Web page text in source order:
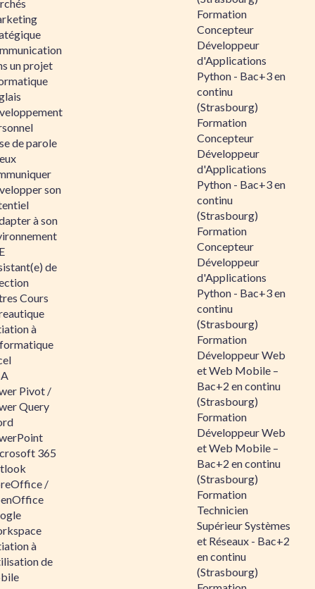
un projet
de parole
son
à son
de
Cours
à
Pivot /
Query
365
/
à
de
Formation
Concepteur
Développeur
d'Applications
Python - Bac+3 en
continu
(Strasbourg)
Formation
Concepteur
Développeur
d'Applications
Python - Bac+3 en
continu
(Strasbourg)
Formation
Concepteur
Développeur
d'Applications
Python - Bac+3 en
continu
(Strasbourg)
Formation
Développeur Web
et Web Mobile –
Bac+2 en continu
(Strasbourg)
Formation
Développeur Web
et Web Mobile –
Bac+2 en continu
(Strasbourg)
Formation
Technicien
Supérieur Systèmes
et Réseaux - Bac+2
en continu
(Strasbourg)